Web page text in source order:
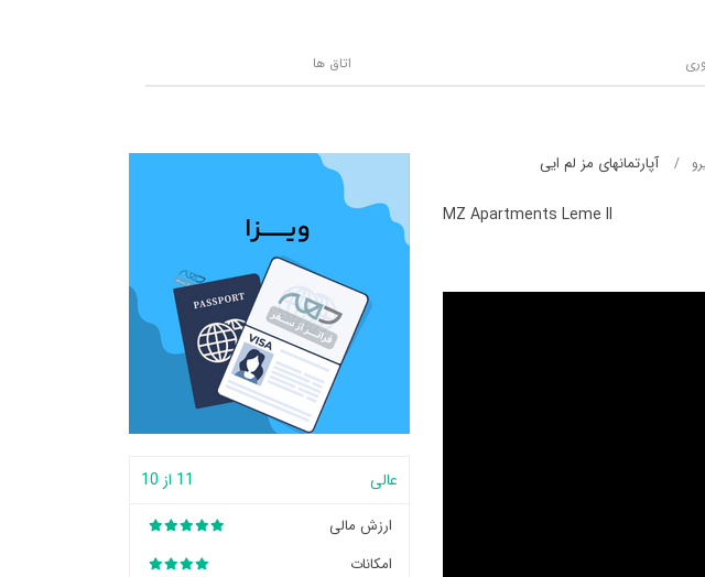
اتاق ها
آپارتمانهای مز لم ایی
MZ Apartments Leme II
عالی 11 از 10
ارزش مالی
امکانات